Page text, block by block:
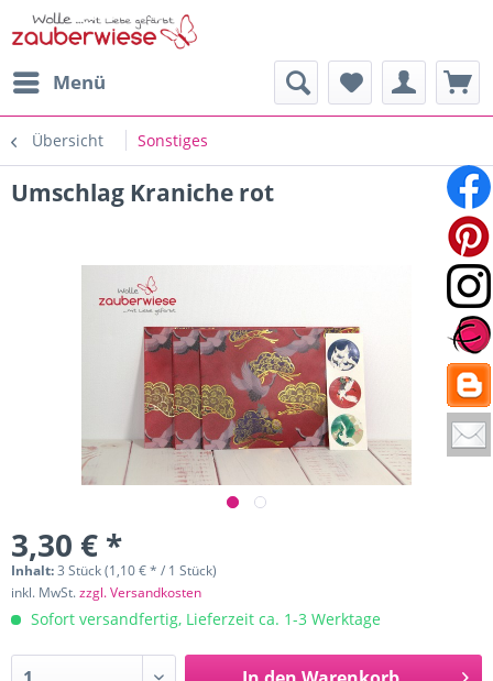
Menü
Übersicht Sonstiges
Umschlag Kraniche rot
3,30 € *
Inhalt:3 Stück (1,10 € * / 1 Stück)
inkl. MwSt.zzgl. Versandkosten
Sofort versandfertig, Lieferzeit ca. 1-3 Werktage